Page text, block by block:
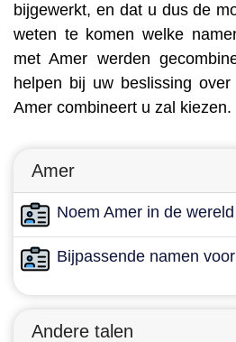
bijgewerkt, en dat u dus de
weten te komen welke
met Amer werden
helpen bij uw beslissing
Amer combineert u zal kiezen.
Amer
Noem Amer in de wereld
Bijpassende namen
Andere talen